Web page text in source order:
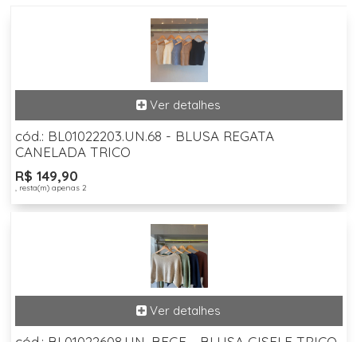
cód.: BL01022203.UN.68 - BLUSA REGATA
CANELADA TRICO
R$ 149,90
, resta(m) apenas 2